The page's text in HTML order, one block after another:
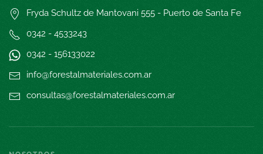
Fryda Schultz de Mantovani 555 - Puerto de Santa Fe
0342 - 4533243
0342 - 156133022
info@forestalmateriales.com.ar
consultas@forestalmateriales.com.ar